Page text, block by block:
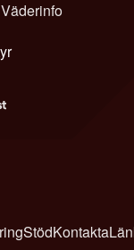
Väderinfo
StödKontakta